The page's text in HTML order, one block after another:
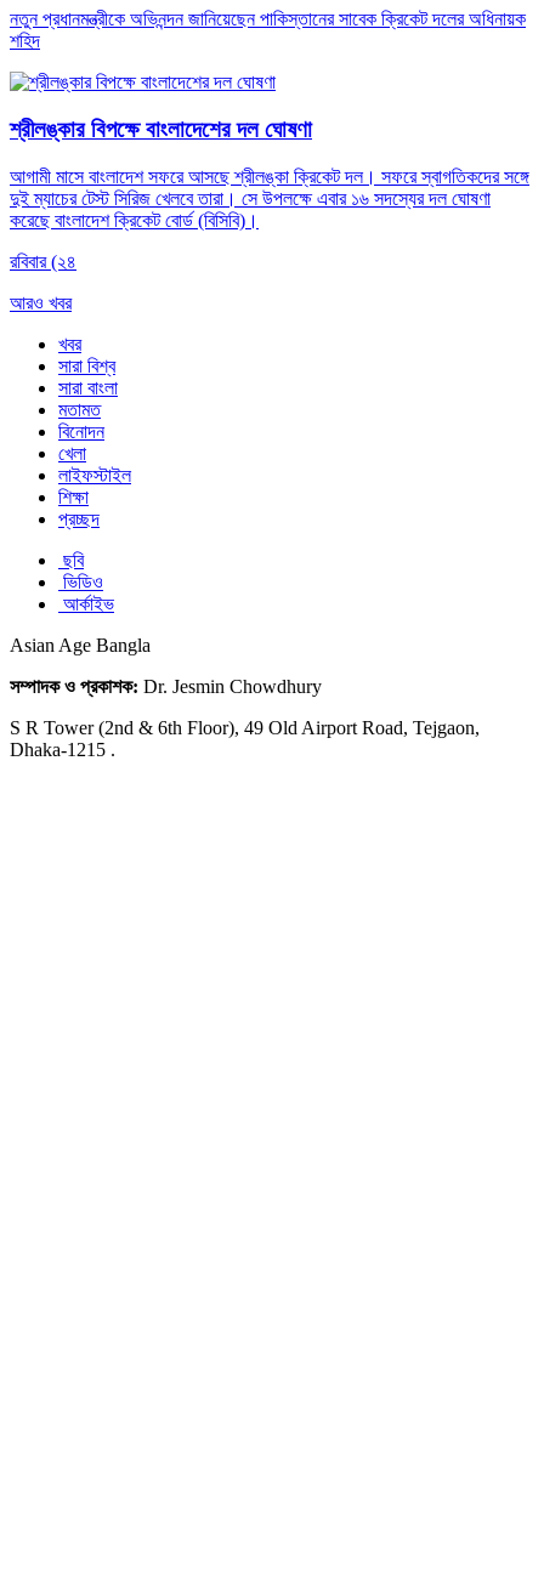
নতুন প্রধানমন্ত্রীকে অভিনন্দন জানিয়েছেন পাকিস্তানের সাবেক ক্রিকেট দলের অধিনায়ক
শহিদ
শ্রীলঙ্কার বিপক্ষে বাংলাদেশের দল ঘোষণা
আগামী মাসে বাংলাদেশ সফরে আসছে শ্রীলঙ্কা ক্রিকেট দল। সফরে স্বাগতিকদের সঙ্গে
দুই ম্যাচের টেস্ট সিরিজ খেলবে তারা। সে উপলক্ষে এবার ১৬ সদস্যের দল ঘোষণা
করেছে বাংলাদেশ ক্রিকেট বোর্ড (বিসিবি)।
রবিবার (২৪
আরও খবর
খবর
সারা বিশ্ব
সারা বাংলা
মতামত
বিনোদন
খেলা
লাইফস্টাইল
শিক্ষা
প্রচ্ছদ
ছবি
ভিডিও
আর্কাইভ
Asian Age Bangla
সম্পাদক ও প্রকাশক: Dr. Jesmin Chowdhury
S R Tower (2nd & 6th Floor), 49 Old Airport Road, Tejgaon,
Dhaka-1215 .